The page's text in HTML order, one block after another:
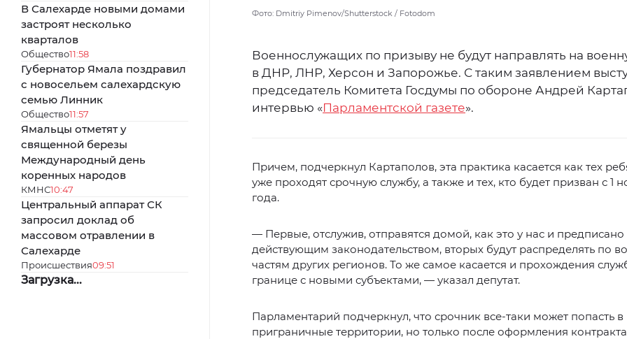
В Салехарде новыми домами
застроят несколько
кварталов
Общество11:58
Губернатор Ямала поздравил
с новосельем салехардскую
семью Линник
Общество11:57
Ямальцы отметят у
священной березы
Международный день
коренных народов
КМНС10:47
Центральный аппарат СК
запросил доклад об
массовом отравлении в
Салехарде
Происшествия09:51
Загрузка...
Фото: Dmitriy Pimenov/Shutterstock / Fotodom
Военнослужащих по призыву не будут направлять на
в ДНР, ЛНР, Херсон и Запорожье. С таким заявлением
председатель Комитета Госдумы по обороне Андрей
интервью «Парламентской газете».
Причем, подчеркнул Картаполов, эта практика касается как тех
уже проходят срочную службу, а также и тех, кто будет призван с 1
года.
— Первые, отслужив, отправятся домой, как это у нас и предписано
действующим законодательством, вторых будут распределять по
частям других регионов. То же самое касается и прохождения
границе с новыми субъектами, — указал депутат.
Парламентарий подчеркнул, что срочник все-таки может попасть в
приграничные территории, но только после оформления